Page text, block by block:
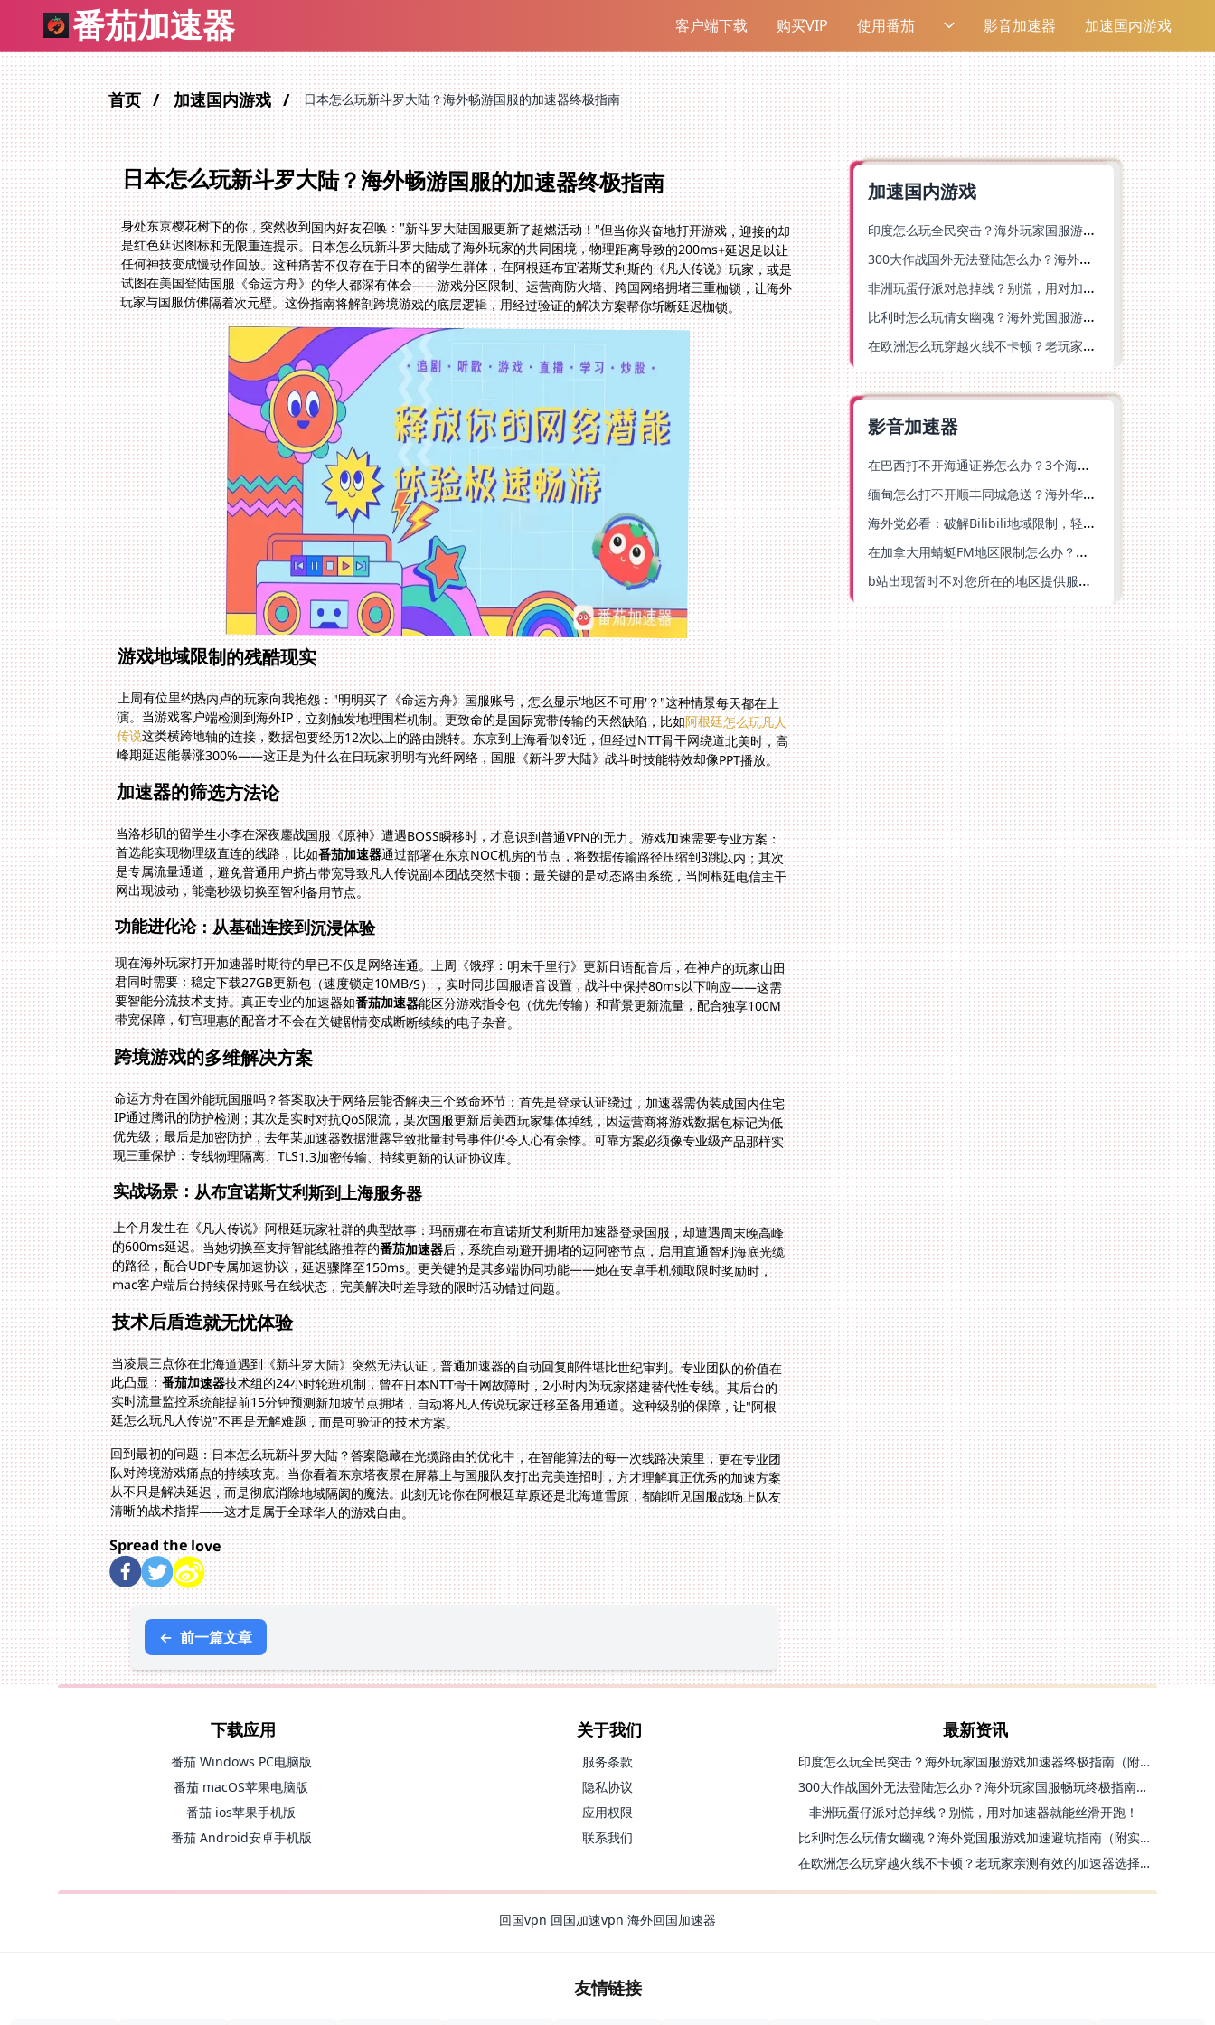
番茄加速器 客户端下载 购买VIP 使用番茄 影音加速器 加速国内游戏
首页 加速国内游戏 日本怎么玩新斗罗大陆？海外畅游国服的加速器终极指南
日本怎么玩新斗罗大陆？海外畅游国服的加速器终极指南
身处东京樱花树下的你，突然收到国内好友召唤："新斗罗大陆国服更新了超燃活动！"但当你兴奋地打开游戏，迎接的却
是红色延迟图标和无限重连提示。日本怎么玩新斗罗大陆成了海外玩家的共同困境，物理距离导致的200ms+延迟足以让
任何神技变成慢动作回放。这种痛苦不仅存在于日本的留学生群体，在阿根廷布宜诺斯艾利斯的《凡人传说》玩家，或是
试图在美国登陆国服《命运方舟》的华人都深有体会——游戏分区限制、运营商防火墙、跨国网络拥堵三重枷锁，让海外
玩家与国服仿佛隔着次元壁。这份指南将解剖跨境游戏的底层逻辑，用经过验证的解决方案帮你斩断延迟枷锁。
游戏地域限制的残酷现实
上周有位里约热内卢的玩家向我抱怨："明明买了《命运方舟》国服账号，怎么显示'地区不可用'？"这种情景每天都在上
演。当游戏客户端检测到海外IP，立刻触发地理围栏机制。更致命的是国际宽带传输的天然缺陷，比如阿根廷怎么玩凡人
传说这类横跨地轴的连接，数据包要经历12次以上的路由跳转。东京到上海看似邻近，但经过NTT骨干网绕道北美时，高
峰期延迟能暴涨300%——这正是为什么在日玩家明明有光纤网络，国服《新斗罗大陆》战斗时技能特效却像PPT播放。
加速器的筛选方法论
当洛杉矶的留学生小李在深夜鏖战国服《原神》遭遇BOSS瞬移时，才意识到普通VPN的无力。游戏加速需要专业方案：
首选能实现物理级直连的线路，比如番茄加速器通过部署在东京NOC机房的节点，将数据传输路径压缩到3跳以内；其次
是专属流量通道，避免普通用户挤占带宽导致凡人传说副本团战突然卡顿；最关键的是动态路由系统，当阿根廷电信主干
网出现波动，能毫秒级切换至智利备用节点。
功能进化论：从基础连接到沉浸体验
现在海外玩家打开加速器时期待的早已不仅是网络连通。上周《饿殍：明末千里行》更新日语配音后，在神户的玩家山田
君同时需要：稳定下载27GB更新包（速度锁定10MB/S），实时同步国服语音设置，战斗中保持80ms以下响应——这需
要智能分流技术支持。真正专业的加速器如番茄加速器能区分游戏指令包（优先传输）和背景更新流量，配合独享100M
带宽保障，钉宫理惠的配音才不会在关键剧情变成断断续续的电子杂音。
跨境游戏的多维解决方案
命运方舟在国外能玩国服吗？答案取决于网络层能否解决三个致命环节：首先是登录认证绕过，加速器需伪装成国内住宅
IP通过腾讯的防护检测；其次是实时对抗QoS限流，某次国服更新后美西玩家集体掉线，因运营商将游戏数据包标记为低
优先级；最后是加密防护，去年某加速器数据泄露导致批量封号事件仍令人心有余悸。可靠方案必须像专业级产品那样实
现三重保护：专线物理隔离、TLS1.3加密传输、持续更新的认证协议库。
实战场景：从布宜诺斯艾利斯到上海服务器
上个月发生在《凡人传说》阿根廷玩家社群的典型故事：玛丽娜在布宜诺斯艾利斯用加速器登录国服，却遭遇周末晚高峰
的600ms延迟。当她切换至支持智能线路推荐的番茄加速器后，系统自动避开拥堵的迈阿密节点，启用直通智利海底光缆
的路径，配合UDP专属加速协议，延迟骤降至150ms。更关键的是其多端协同功能——她在安卓手机领取限时奖励时，
mac客户端后台持续保持账号在线状态，完美解决时差导致的限时活动错过问题。
技术后盾造就无忧体验
当凌晨三点你在北海道遇到《新斗罗大陆》突然无法认证，普通加速器的自动回复邮件堪比世纪审判。专业团队的价值在
此凸显：番茄加速器技术组的24小时轮班机制，曾在日本NTT骨干网故障时，2小时内为玩家搭建替代性专线。其后台的
实时流量监控系统能提前15分钟预测新加坡节点拥堵，自动将凡人传说玩家迁移至备用通道。这种级别的保障，让"阿根
廷怎么玩凡人传说"不再是无解难题，而是可验证的技术方案。
回到最初的问题：日本怎么玩新斗罗大陆？答案隐藏在光缆路由的优化中，在智能算法的每一次线路决策里，更在专业团
队对跨境游戏痛点的持续攻克。当你看着东京塔夜景在屏幕上与国服队友打出完美连招时，方才理解真正优秀的加速方案
从不只是解决延迟，而是彻底消除地域隔阂的魔法。此刻无论你在阿根廷草原还是北海道雪原，都能听见国服战场上队友
清晰的战术指挥——这才是属于全球华人的游戏自由。
Spread the love
← 前一篇文章
加速国内游戏
印度怎么玩全民突击？海外玩家国服游戏加速器终极指南（附原神延迟优化+精灵之境加速器选择）
300大作战国外无法登陆怎么办？海外玩家国服畅玩终极指南（附实测推荐）
非洲玩蛋仔派对总掉线？别慌，用对加速器就能丝滑开跑！
比利时怎么玩倩女幽魂？海外党国服游戏加速避坑指南（附实测推荐）
在欧洲怎么玩穿越火线不卡顿？老玩家亲测有效的加速器选择指南
影音加速器
在巴西打不开海通证券怎么办？3个海外生活痛点的统一解决方案
缅甸怎么打不开顺丰同城急送？海外华人必备的回国加速指南（附B站会员游戏解决方案）
海外党必看：破解Bilibili地域限制，轻松追剧听歌还能流畅理财的实用指南
在加拿大用蜻蜓FM地区限制怎么办？海外党亲测有效的回国加速方案
b站出现暂时不对您所在的地区提供服务怎么回事？海外党亲测有效的回国加速方案
下载应用
番茄 Windows PC电脑版
番茄 macOS苹果电脑版
番茄 ios苹果手机版
番茄 Android安卓手机版
关于我们
服务条款
隐私协议
应用权限
联系我们
最新资讯
印度怎么玩全民突击？海外玩家国服游戏加速器终极指南（附原神延迟优化+精灵之境加速器选择）
300大作战国外无法登陆怎么办？海外玩家国服畅玩终极指南（附实测推荐）
非洲玩蛋仔派对总掉线？别慌，用对加速器就能丝滑开跑！
比利时怎么玩倩女幽魂？海外党国服游戏加速避坑指南（附实测推荐）
在欧洲怎么玩穿越火线不卡顿？老玩家亲测有效的加速器选择指南
回国vpn 回国加速vpn 海外回国加速器
友情链接